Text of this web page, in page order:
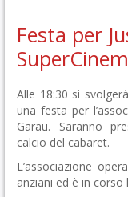
Festa per
Alle 18:30 si
una festa per
Garau. Saranno
calcio del cabaret.
L’associazione
anziani ed è in corso